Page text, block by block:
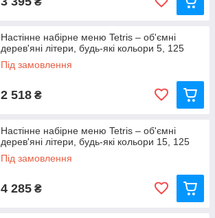
Настінне набірне меню Tetris – об'ємні
дерев'яні літери, будь-які кольори 5, 125
Під замовлення
2 518 ₴
Настінне набірне меню Tetris – об'ємні
дерев'яні літери, будь-які кольори 15, 125
Під замовлення
4 285 ₴